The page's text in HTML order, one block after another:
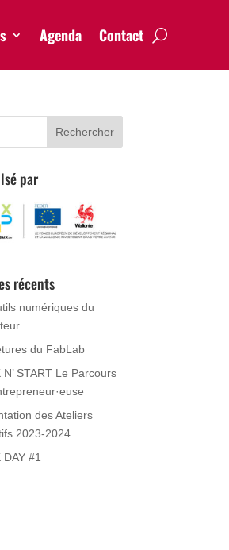
Agenda Contact
par
récents
numériques du
du FabLab
N’ START Le Parcours
des Ateliers
2023-2024
DAY #1